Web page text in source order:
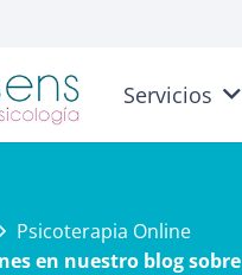
Servicios
Psicoterapia Online
en nuestro blog sobre